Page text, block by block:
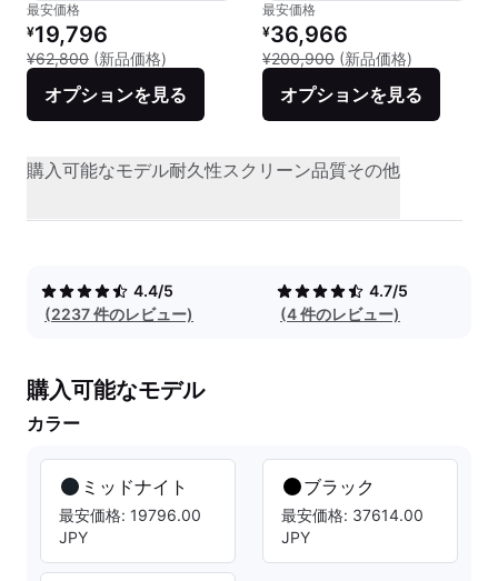
最安価格
リファービッシュ品の価格：
¥19,796
¥62,800 (新品価格) 新品との比較：¥62,800
オプションを見る
最安価格
リファービッシュ品の価格：
¥36,966
¥200,900 (新品価格)
オプションを見る
購入可能なモデル耐久性スクリーン品質その他
4.4/5
(2237 件のレビュー)
4.7/5
(4 件のレビュー)
購入可能なモデル
カラー
ミッドナイト
最安価格: 19796.00
JPY
ブラック
最安価格: 37614.00
JPY